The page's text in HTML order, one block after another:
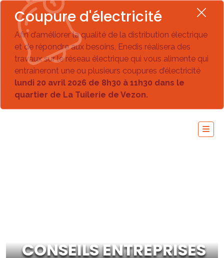
Coupure d'électricité
Afin d’améliorer la qualité de la distribution électrique
et de répondre aux besoins, Enedis réalisera des
travaux sur le réseau électrique qui vous alimente qui
entraîneront une ou plusieurs coupures d’électricité
lundi 20 avril 2026 de 8h30 à 11h30 dans le
quartier de La Tuilerie de Vezon.
CONSEILS ENTREPRISES